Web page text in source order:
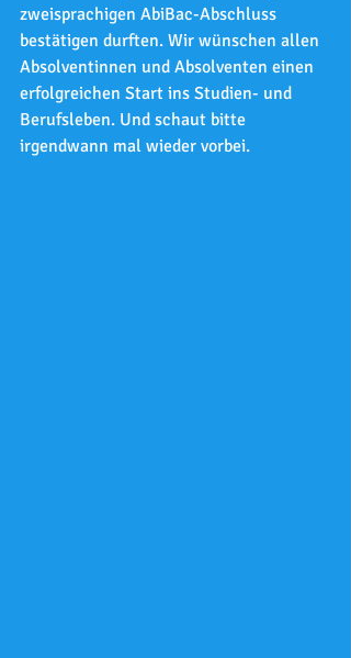
zweisprachigen AbiBac-Abschluss
bestätigen durften. Wir wünschen allen
Absolventinnen und Absolventen einen
erfolgreichen Start ins Studien- und
Berufsleben. Und schaut bitte
irgendwann mal wieder vorbei.